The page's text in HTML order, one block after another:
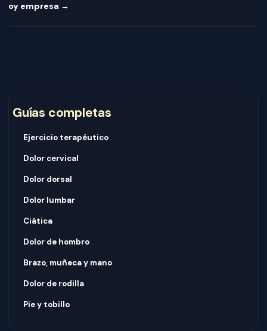
Soy empresa →
Guías completas
Ejercicio terapéutico
Dolor cervical
Dolor dorsal
Dolor lumbar
Ciática
Dolor de hombro
Brazo, muñeca y mano
Dolor de rodilla
Pie y tobillo